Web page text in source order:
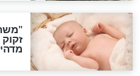
תפילה
הדינים